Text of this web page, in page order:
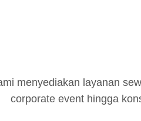
menyediakan layanan
corporate event hingga